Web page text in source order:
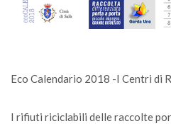
Eco Calendario 2018 -I Centri di
I rifiuti riciclabili delle raccolte